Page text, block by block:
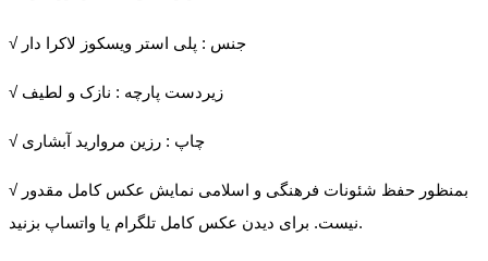
√ جنس : پلی استر ویسکوز لاکرا دار
√ زیردست پارچه : نازک و لطیف
√ چاپ : رزین مروارید آبشاری
√ بمنظور حفظ شئونات فرهنگی و اسلامی نمایش عکس کامل مقدور
نیست. برای دیدن عکس کامل تلگرام یا واتساپ بزنید.